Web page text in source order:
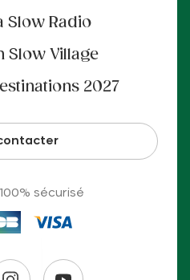
Slow Radio
Slow Village
2027
sécurisé